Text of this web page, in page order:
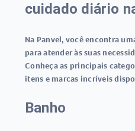
cuidado diário
Na Panvel, você encontra
para atender às suas
Conheça as principais
itens e marcas incríveis
Banho